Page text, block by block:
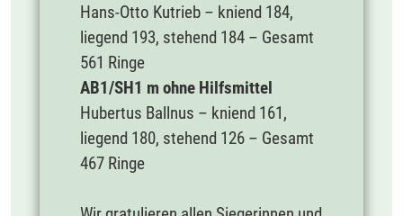
Hans-Otto Kutrieb – kniend 184,
liegend 193, stehend 184 – Gesamt
561 Ringe
AB1/SH1 m ohne Hilfsmittel
Hubertus Ballnus – kniend 161,
liegend 180, stehend 126 – Gesamt
467 Ringe